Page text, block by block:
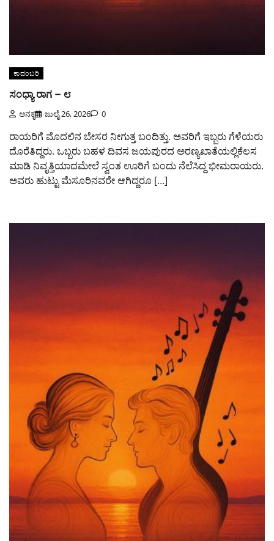
ಕಾದಂಬರಿ
ಸಂಧ್ಯಾ ರಾಗ – ೮
ಅನಕೃ ಜುಲೈ 26, 2026 0
ರಾಯರಿಗೆ ಮೊದಲಿನ ಬೇಸರ ನೀಗುತ್ತ ಬಂದಿತ್ತು. ಅವರಿಗೆ ಇಬ್ಬರು ಗೆಳೆಯರು
ದೊರೆತಿದ್ದರು. ಒಬ್ಬರು ಬಹಳ ದಿವಸ ಜಯಪುರದ ಅರಣ್ಯಖಾತೆಯಲ್ಲಿಕೆಲಸ
ಮಾಡಿ ನಿವೃತ್ತಿಯಾದಮೇಲೆ ಸ್ವಂತ ಊರಿಗೆ ಬಂದು ನೆಲೆಸಿದ್ದ ಭೀಮರಾಯರು.
ಅವರು ಹುಟ್ಟು ಮೆಸೂರಿನವರೇ ಆಗಿದ್ದರೂ […]